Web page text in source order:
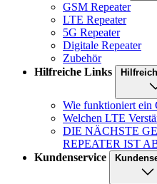
GSM Repeater
LTE Repeater
5G Repeater
Digitale Repeater
Zubehör
Hilfreiche Links
Wie funktioniert ein
Welchen LTE
DIE NÄCHSTE
REPEATER IST
Kundenservice